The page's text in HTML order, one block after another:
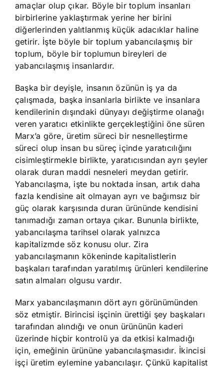
amaçlar olup çıkar. Böyle bir toplum insanları
birbirlerine yaklaştırmak yerine her birini
diğerlerinden yalıtlanmış küçük adacıklar haline
getirir. İşte böyle bir toplum yabancılaşmış bir
toplum, böyle bir toplumun bireyleri de
yabancılaşmış insanlardır.
Başka bir deyişle, insanın özünün iş ya da
çalışmada, başka insanlarla birlikte ve insanlara
kendilerinin dışındaki dünyayı değiştirme olanağı
veren yaratıcı etkinlikte gerçekleştiğini öne süren
Marx’a göre, üretim süreci bir nesnelleştirme
süreci olup insan bu süreç içinde yaratıcılığını
cisimleştirmekle birlikte, yaratıcısından ayrı şeyler
olarak duran maddi nesneleri meydan getirir.
Yabancılaşma, işte bu noktada insan, artık daha
fazla kendisine ait olmayan ayrı ve bağımsız bir
güç olarak karşısında duran ürününde kendisini
tanımadığı zaman ortaya çıkar. Bununla birlikte,
yabancılaşma tarihsel olarak yalnızca
kapitalizmde söz konusu olur. Zira
yabancılaşmanın kökeninde kapitalistlerin
başkaları tarafından yaratılmış ürünleri kendilerine
satın almaları olgusu vardır.
Marx yabancılaşmanın dört ayrı görünümünden
söz etmiştir. Birincisi işçinin ürettiği şey başkaları
tarafından alındığı ve onun ürününün kaderi
üzerinde hiçbir kontrolü ya da etkisi kalmadığı
için, emeğinin ürününe yabancılaşmasıdır. İkincisi
işçi üretim eylemine yabancılaşır. Çünkü kapitalist